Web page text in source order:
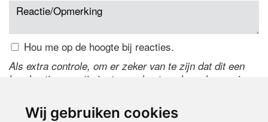
Wij gebruiken cookies
Hou me op de hoogte bij reacties.
Als extra controle, om er zeker van te zijn dat dit een
handmatige reactie is, typ onderstaande code over in
de code te wijzigen.